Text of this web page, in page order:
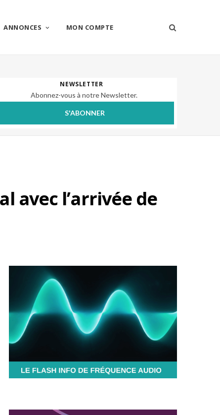
ANNONCES MON COMPTE
NEWSLETTER
Abonnez-vous à notre Newsletter.
S'ABONNER
avec l’arrivée de